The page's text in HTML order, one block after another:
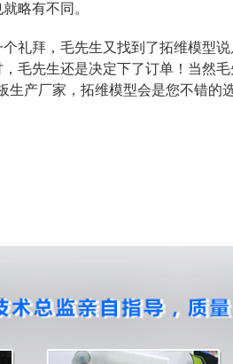
略有不同。
礼拜，毛先生又找到了拓维模型
毛先生还是决定下了订单！当然
生产厂家，拓维模型会是您不错的